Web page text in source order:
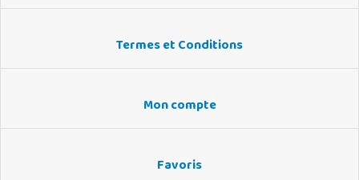
Termes et Conditions
Mon compte
Favoris